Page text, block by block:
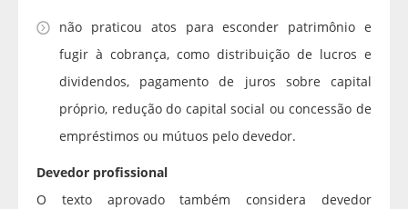
não praticou atos para esconder patrimônio e
fugir à cobrança, como distribuição de lucros e
dividendos, pagamento de juros sobre capital
próprio, redução do capital social ou concessão de
empréstimos ou mútuos pelo devedor.
Devedor profissional
O texto aprovado também considera devedor